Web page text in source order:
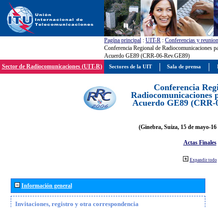
Pagína principal : UIT-R : Conferencias y
Conferencia Regional de Radiocomunicaciones
Acuerdo GE89 (CRR-06-Rev.GE89)
Sector de Radiocomunicaciones (UIT-R)
Conferencia
Radiocomunicaciones
Acuerdo GE89 (CRR-
(Ginebra, Suiza, 15 de mayo-
Actas Finales
Expandir todo
Información general
Invitaciones, registro y otra correspondencia
Sectores de la UIT Sala de prensa